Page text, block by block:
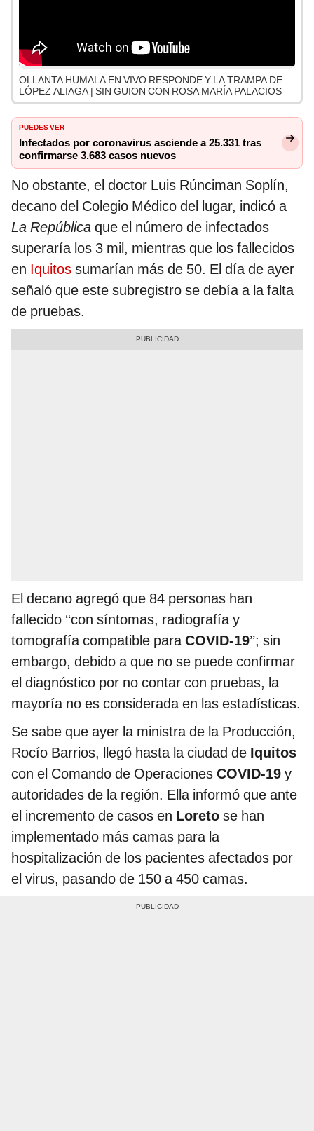
OLLANTA HUMALA EN VIVO RESPONDE Y LA TRAMPA DE
LÓPEZ ALIAGA | SIN GUION CON ROSA MARÍA PALACIOS
PUEDES VER
Infectados por coronavirus asciende a 25.331 tras
confirmarse 3.683 casos nuevos
No obstante, el doctor Luis Rúnciman Soplín,
decano del Colegio Médico del lugar, indicó a
La República que el número de infectados
superaría los 3 mil, mientras que los fallecidos
en Iquitos sumarían más de 50. El día de ayer
señaló que este subregistro se debía a la falta
de pruebas.
El decano agregó que 84 personas han
fallecido ‘‘con síntomas, radiografía y
tomografía compatible paraCOVID-19’’; sin
embargo, debido a que no se puede confirmar
el diagnóstico por no contar con pruebas, la
mayoría no es considerada en las estadísticas.
Se sabe que ayer la ministra de la Producción,
Rocío Barrios, llegó hasta la ciudad de Iquitos
con el Comando de Operaciones COVID-19 y
autoridades de la región. Ella informó que ante
el incremento de casos en Loreto se han
implementado más camas para la
hospitalización de los pacientes afectados por
el virus, pasando de 150 a 450 camas.